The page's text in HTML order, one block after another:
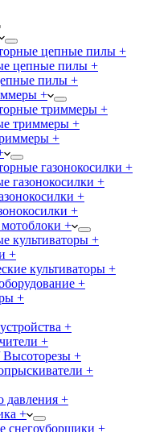
цепные пилы +
цепные пилы +
пилы +
+
триммеры +
триммеры +
+
газонокосилки +
газонокосилки +
+
+
+
культиваторы +
+
культиваторы +
+
+
+
+
+
+
давления +
+
снегоуборщики +